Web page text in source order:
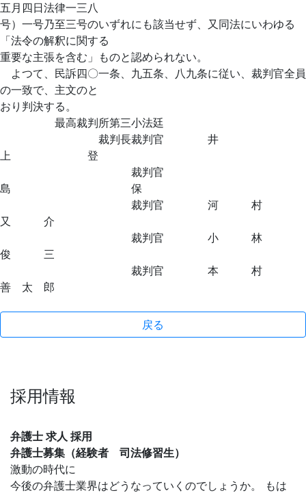
五月四日法律一三八
号）一号乃至三号のいずれにも該当せず、又同法にいわゆる
「法令の解釈に関する
重要な主張を含む」ものと認められない。
よつて、民訴四〇一条、九五条、八九条に従い、裁判官全員
の一致で、主文のと
おり判決する。
最高裁判所第三小法廷
裁判長裁判官 井
上 登
裁判官
島 保
裁判官 河 村
又 介
裁判官 小 林
俊 三
裁判官 本 村
善 太 郎
戻る
採用情報
弁護士 求人 採用
弁護士募集（経験者 司法修習生）
激動の時代に
今後の弁護士業界はどうなっていくのでしょうか。 もは